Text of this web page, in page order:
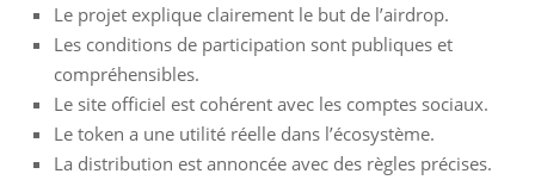
Le projet explique clairement le but de l’airdrop.
Les conditions de participation sont publiques et
compréhensibles.
Le site officiel est cohérent avec les comptes sociaux.
Le token a une utilité réelle dans l’écosystème.
La distribution est annoncée avec des règles précises.